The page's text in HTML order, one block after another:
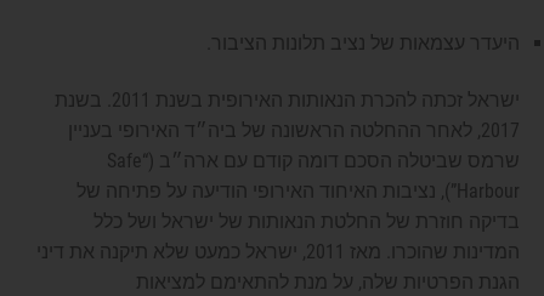
היעדר עצמאות של נציב תלונות הציבור.
ישראל זכתה להכרת הנאותות האירופית בשנת 2011. בשנת
2017, לאחר ההחלטה הראשונה של ביה״ד האירופי בעניין
שרמס שביטלה הסכם דומה קודם עם ארה״ב (“Safe
Harbour”), נציבות האיחוד האירופי הודיעה על פתיחה של
בדיקה חוזרת של החלטת הנאותות של ישראל ושל כלל
המדינות שהוכרו. מאז 2011, ישראל כמעט שלא תיקנה את דיני
הגנת הפרטיות שלה, על מנת להתאימם למציאות